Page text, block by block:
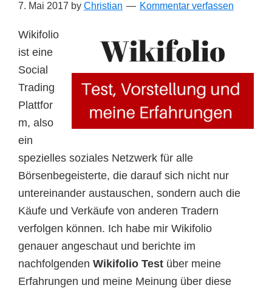
7. Mai 2017 by Christian Kommentar verfassen
Wikifolio
ist eine
Social
Trading
Plattfor
m, also
ein
spezielles soziales Netzwerk für alle
Börsenbegeisterte, die darauf sich nicht nur
untereinander austauschen, sondern auch die
Käufe und Verkäufe von anderen Tradern
verfolgen können. Ich habe mir Wikifolio
genauer angeschaut und berichte im
nachfolgenden Wikifolio Test über meine
Erfahrungen und meine Meinung über diese